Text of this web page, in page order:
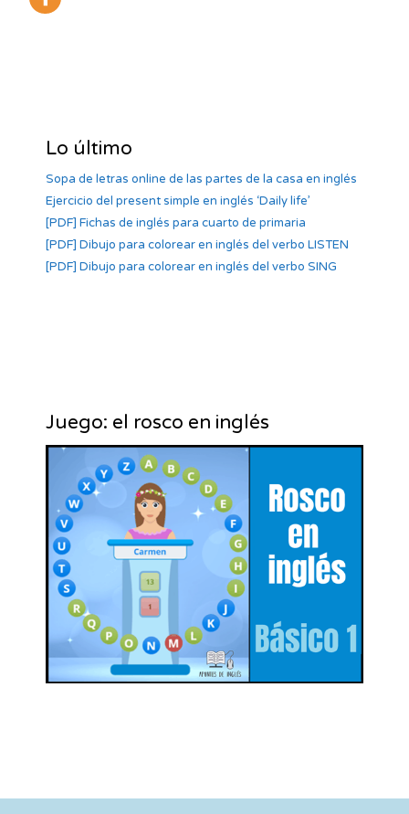
Lo último
Sopa de letras online de las partes de la casa en inglés
Ejercicio del present simple en inglés ‘Daily life’
[PDF] Fichas de inglés para cuarto de primaria
[PDF] Dibujo para colorear en inglés del verbo LISTEN
[PDF] Dibujo para colorear en inglés del verbo SING
Juego: el rosco en inglés